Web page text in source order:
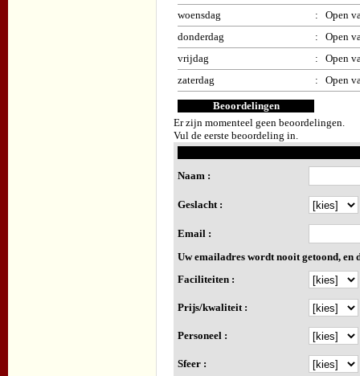
woensdag
: Open
donderdag
: Open
vrijdag
: Open
zaterdag
: Open
Beoordelingen
Er zijn momenteel geen beoordelingen.
Vul de eerste beoordeling in.
Naam :
Geslacht :
Email :
Uw emailadres wordt nooit getoond, en
Faciliteiten :
Prijs/kwaliteit :
Personeel :
Sfeer :